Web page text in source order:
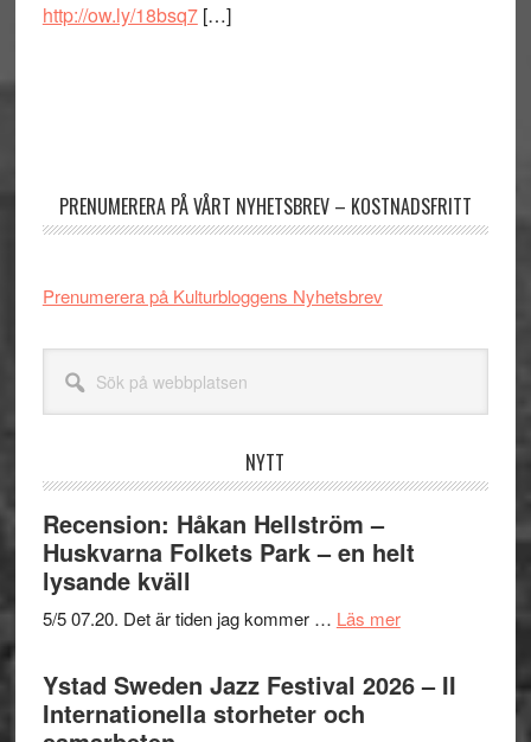
http://ow.ly/18bsq7[…]
PRENUMERERA PÅ VÅRT NYHETSBREV – KOSTNADSFRITT
Prenumerera på Kulturbloggens Nyhetsbrev
webbplatsen
NYTT
Recension: Håkan Hellström –
Huskvarna Folkets Park – en helt
lysande kväll
5/5 07.20. Det är tiden jag kommer … Läs merom
Håkan
Hellström
Ystad Sweden Jazz Festival 2026 – II
Internationella storheter och